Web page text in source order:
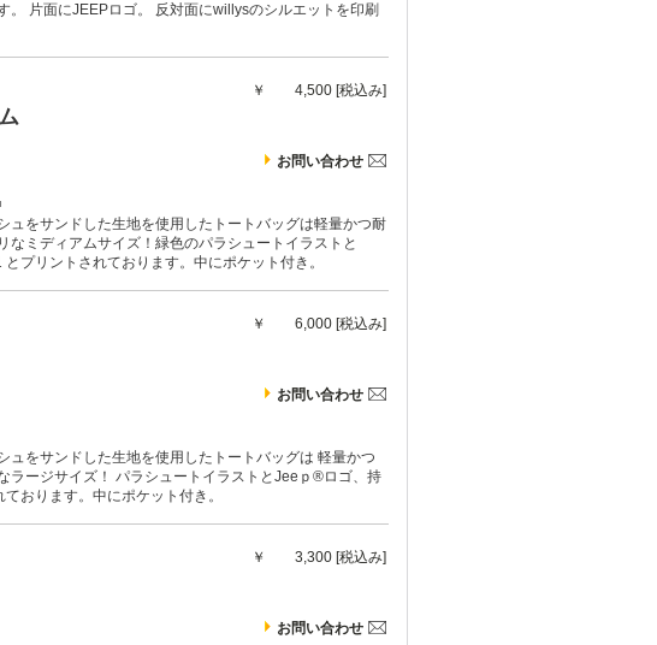
。 片面にJEEPロゴ。 反対面にwillysのシルエットを印刷
￥ 4,500 [税込み]
お問い合わせ
ュをサンドした生地を使用したトートバッグは軽量かつ耐
なミディアムサイズ！緑色のパラシュートイラストと
プリントされております。中にポケット付き。
￥ 6,000 [税込み]
お問い合わせ
ュをサンドした生地を使用したトートバッグは 軽量かつ
ラージサイズ！ パラシュートイラストとJeeｐ®ロゴ、持
おります。中にポケット付き。
￥ 3,300 [税込み]
お問い合わせ